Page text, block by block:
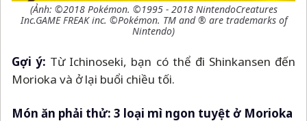
(Ảnh: ©2018 Pokémon. ©1995 - 2018 NintendoCreatures
Inc.GAME FREAK inc. ©Pokémon. TM and ® are trademarks of
Nintendo)
Gợi ý: Từ Ichinoseki, bạn có thể đi Shinkansen đến
Morioka và ở lại buổi chiều tối.
Món ăn phải thử: 3 loại mì ngon tuyệt ở Morioka